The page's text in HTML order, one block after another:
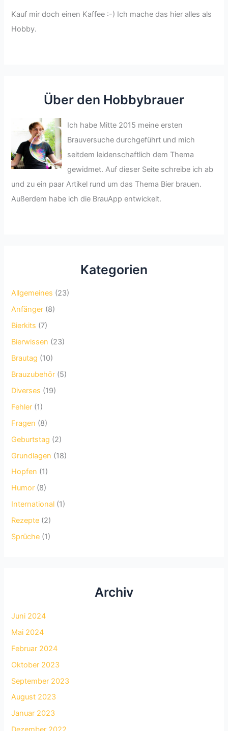
Kauf mir doch einen Kaffee :-) Ich mache das hier alles als
Hobby.
Über den Hobbybrauer
Ich habe Mitte 2015 meine ersten
Brauversuche durchgeführt und mich
seitdem leidenschaftlich dem Thema
gewidmet. Auf dieser Seite schreibe ich ab
und zu ein paar Artikel rund um das Thema Bier brauen.
Außerdem habe ich die BrauApp entwickelt.
Kategorien
Allgemeines (23)
Anfänger (8)
Bierkits (7)
Bierwissen (23)
Brautag (10)
Brauzubehör (5)
Diverses (19)
Fehler (1)
Fragen (8)
Geburtstag (2)
Grundlagen (18)
Hopfen (1)
Humor (8)
International (1)
Rezepte (2)
Sprüche (1)
Archiv
Juni 2024
Mai 2024
Februar 2024
Oktober 2023
September 2023
August 2023
Januar 2023